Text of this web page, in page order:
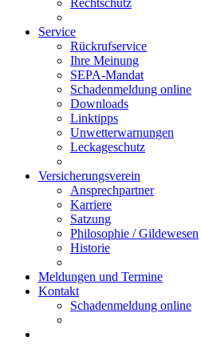
Service
Rückrufservice
Ihre Meinung
SEPA-Mandat
Schadenmeldung online
Downloads
Linktipps
Unwetterwarnungen
Leckageschutz
Versicherungsverein
Ansprechpartner
Karriere
Satzung
Philosophie / Gildewesen
Historie
Meldungen und Termine
Kontakt
Schadenmeldung online